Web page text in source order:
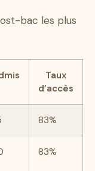
bac les plus
Taux
d’accès
83%
83%